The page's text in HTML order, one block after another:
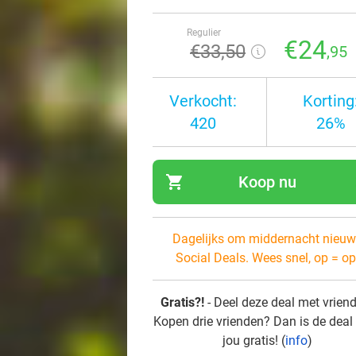
Regulier
€33,50 €24,95
Verkocht:
420
26%
shopping_cart Koop nu
Dagelijks om middernacht
Social Deals. Wees snel, op =
Gratis?! - Deel deze deal met
Kopen drie vrienden? Dan is de
jou gratis! (info)